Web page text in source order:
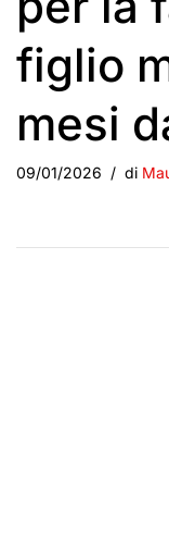
figlio
mesi
09/01/2026 di